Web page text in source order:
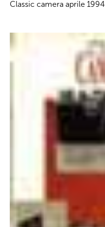
Classic camera aprile 1994